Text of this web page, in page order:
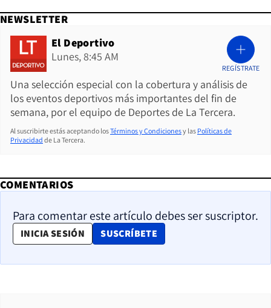
NEWSLETTER
El Deportivo
Lunes, 8:45 AM
Una selección especial con la cobertura y análisis de
los eventos deportivos más importantes del fin de
semana, por el equipo de Deportes de La Tercera.
REGÍSTRATE
Al suscribirte estás aceptando losTérminos y Condicionesy las Políticas de
Privacidad de La Tercera.
COMENTARIOS
Para comentar este artículo debes ser suscriptor.
INICIA SESIÓN SUSCRÍBETE
OPENS IN NEW WINDOW